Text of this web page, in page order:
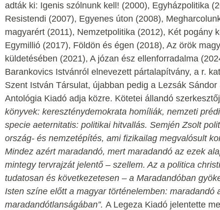
adták ki: Igenis szólnunk kell! (2000), Egyházpolitika
Resistendi (2007), Egyenes úton (2008),
magyarért (2011), Nemzetpolitika (2012), Két pogány
Egymillió (2017), Földön és égen (2018), Az örök
küldetésében (2021), A józan ész ellenforradalma
Barankovics Istvánról elnevezett pártalapítvány, a r.
Szent István Társulat, újabban pedig a Lezsák Sándor
Antológia Kiadó adja közre. Kötetei állandó
könyvek: kereszténydemokrata homíliák, nemzeti
specie aeternitatis: politikai hitvallás. Semjén Zsolt
ország- és nemzetépítés, ami fizikailag megvalósult
Mindez azért maradandó, mert maradandó az ezek
mintegy tervrajzát jelentő – szellem. Az a politica
tudatosan és következetesen – a Maradandóban
Isten színe előtt a magyar történelemben: maradandó
maradandótlanságában”. A Legeza Kiadó jelentette